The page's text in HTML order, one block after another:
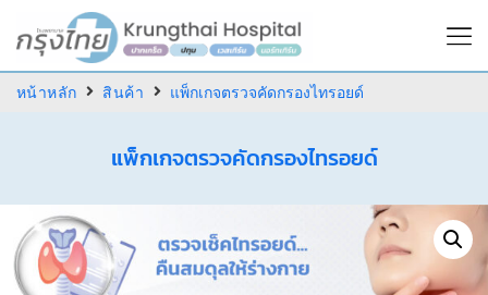
หน้าหลัก สินค้า แพ็กเกจตรวจคัดกรองไทรอยด์
แพ็กเกจตรวจคัดกรองไทรอยด์